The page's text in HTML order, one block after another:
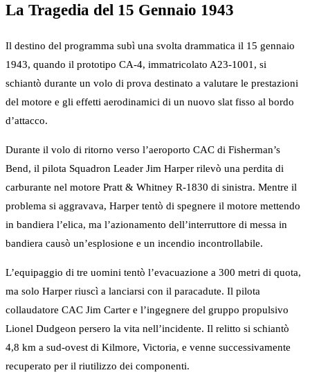
La Tragedia del 15 Gennaio 1943
Il destino del programma subì una svolta drammatica il 15 gennaio
1943, quando il prototipo CA-4, immatricolato A23-1001, si
schiantò durante un volo di prova destinato a valutare le prestazioni
del motore e gli effetti aerodinamici di un nuovo slat fisso al bordo
d’attacco.
Durante il volo di ritorno verso l’aeroporto CAC di Fisherman’s
Bend, il pilota Squadron Leader Jim Harper rilevò una perdita di
carburante nel motore Pratt & Whitney R-1830 di sinistra. Mentre il
problema si aggravava, Harper tentò di spegnere il motore mettendo
in bandiera l’elica, ma l’azionamento dell’interruttore di messa in
bandiera causò un’esplosione e un incendio incontrollabile.
L’equipaggio di tre uomini tentò l’evacuazione a 300 metri di quota,
ma solo Harper riuscì a lanciarsi con il paracadute. Il pilota
collaudatore CAC Jim Carter e l’ingegnere del gruppo propulsivo
Lionel Dudgeon persero la vita nell’incidente. Il relitto si schiantò
4,8 km a sud-ovest di Kilmore, Victoria, e venne successivamente
recuperato per il riutilizzo dei componenti.